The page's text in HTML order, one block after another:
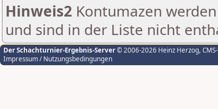
Hinweis2 Kontumazen
und sind in der Liste nicht
Der Schachturnier-Ergebnis-Server© 2006-2026 Heinz Herzog,
Impressum / Nutzungsbedingungen